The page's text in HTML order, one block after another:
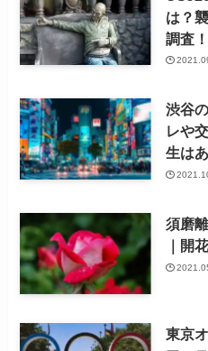
は？
調査！
渋谷
レや
生は
須磨
｜開
東京